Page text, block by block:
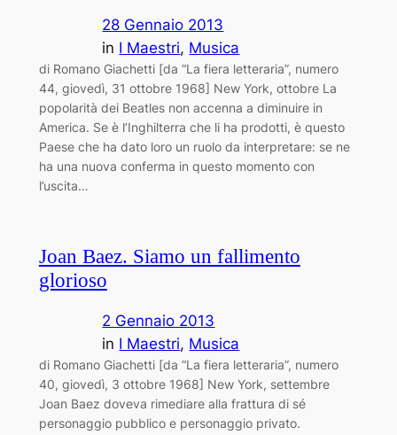
28 Gennaio 2013
in I Maestri, Musica
di Romano Giachetti [da “La fiera letteraria”, numero
44, giovedì, 31 ottobre 1968] New York, ottobre La
popolarità dei Beatles non accenna a diminuire in
America. Se è l’Inghilterra che li ha prodotti, è questo
Paese che ha dato loro un ruolo da interpretare: se ne
ha una nuova conferma in questo momento con
l’uscita…
Joan Baez. Siamo un fallimento
glorioso
2 Gennaio 2013
in I Maestri, Musica
di Romano Giachetti [da “La fiera letteraria”, numero
40, giovedì, 3 ottobre 1968] New York, settembre
Joan Baez doveva rimediare alla frattura di sé
personaggio pubblico e personaggio privato.